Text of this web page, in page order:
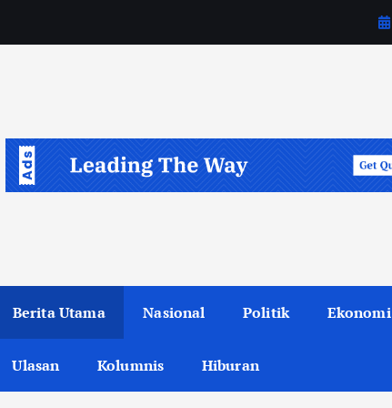
Berita Utama Nasional Politik Ekonomi
Ulasan Kolumnis Hiburan